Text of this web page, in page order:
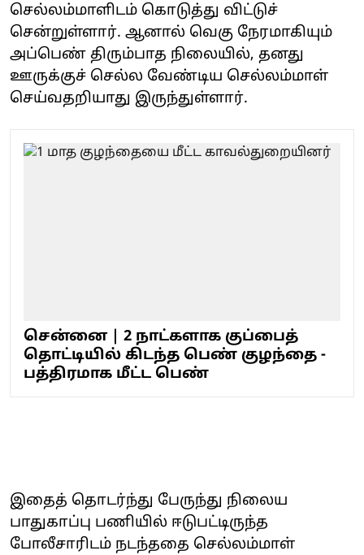
செல்லம்மாளிடம் கொடுத்து விட்டுச்
சென்றுள்ளார். ஆனால் வெகு நேரமாகியும்
அப்பெண் திரும்பாத நிலையில், தனது
ஊருக்குச் செல்ல வேண்டிய செல்லம்மாள்
செய்வதறியாது இருந்துள்ளார்.
சென்னை | 2 நாட்களாக குப்பைத்
தொட்டியில் கிடந்த பெண் குழந்தை -
பத்திரமாக மீட்ட பெண்
இதைத் தொடர்ந்து பேருந்து நிலைய
பாதுகாப்பு பணியில் ஈடுபட்டிருந்த
போலீசாரிடம் நடந்ததை செல்லம்மாள்